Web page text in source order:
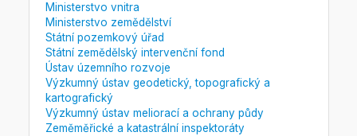
Ministerstvo vnitra
Ministerstvo zemědělství
Státní pozemkový úřad
Státní zemědělský intervenční fond
Ústav územního rozvoje
Výzkumný ústav geodetický, topografický a
kartografický
Výzkumný ústav meliorací a ochrany půdy
Zeměměřické a katastrální inspektoráty